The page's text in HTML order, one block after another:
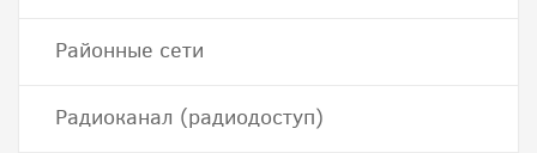
Районные сети
Радиоканал (радиодоступ)